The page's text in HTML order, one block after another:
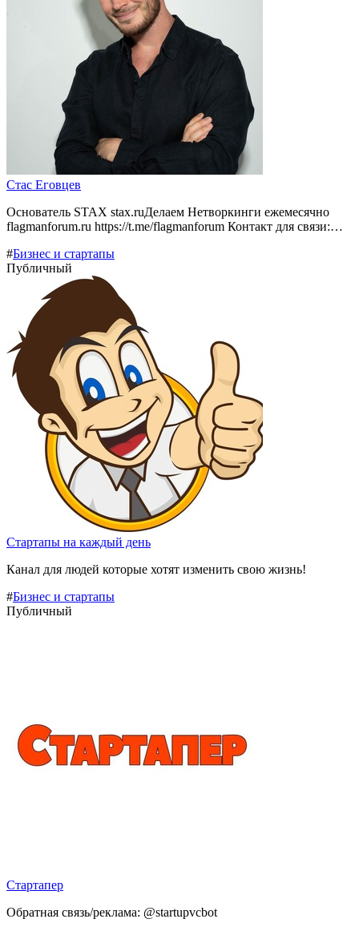
Стас Еговцев
Основатель STAX stax.ruДелаем Нетворкинги ежемесячно
flagmanforum.ru https://t.me/flagmanforum Контакт для связи:…
#Бизнес и стартапы
Публичный
Стартапы на каждый день
Канал для людей которые хотят изменить свою жизнь!
#Бизнес и стартапы
Публичный
Стартапер
Обратная связь/реклама: @startupvcbot